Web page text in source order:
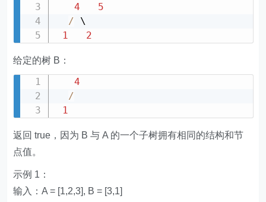
4
5
/ \
1
2
给定的树 B：
4
/
1
返回 true，因为 B 与 A 的一个子树拥有相同的结构和节
点值。
示例 1：
输入：A = [1,2,3], B = [3,1]